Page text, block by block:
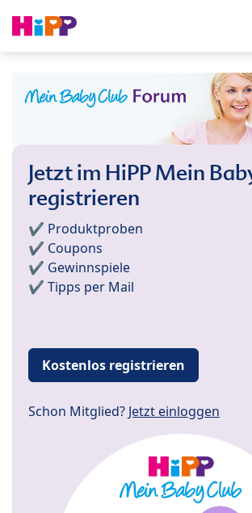
Jetzt im HiPP Mein
registrieren
✔️ Produktproben
✔️ Coupons
✔️ Gewinnspiele
✔️ Tipps per Mail
Kostenlos registrieren
Schon Mitglied? Jetzt einloggen